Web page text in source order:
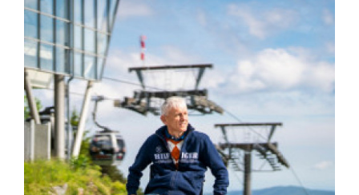
mehr erfahren